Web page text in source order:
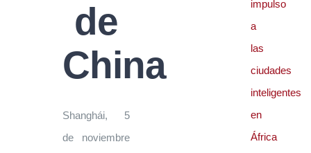
de
China
Shanghái, 5
de noviembre
impulso
a
las
ciudades
inteligentes
en
África